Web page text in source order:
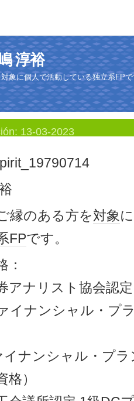
淳裕
象に個人で活動している独立系FP
13-03-2023
縁のある方を対象に
FPです。
：
アナリスト協会認
イナンシャル・プ
イナンシャル・プ
格）